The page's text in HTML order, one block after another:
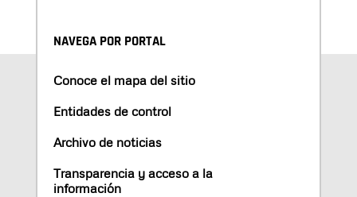
NAVEGA POR PORTAL
Conoce el mapa del sitio
Entidades de control
Archivo de noticias
Transparencia y acceso a la
información